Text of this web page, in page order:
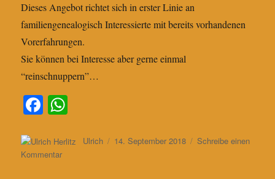
Dieses Angebot richtet sich in erster Linie an
familiengenealogisch Interessierte mit bereits vorhandenen
Vorerfahrungen.
Sie können bei Interesse aber gerne einmal
“reinschnuppern”…
Fa
bo
ok
ts Autor
Ulrich
Veröffentlicht
14. September 2018
Schreibe einen
Kommentarzu